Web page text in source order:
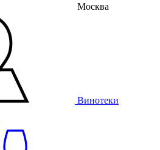
Москва
Винотеки